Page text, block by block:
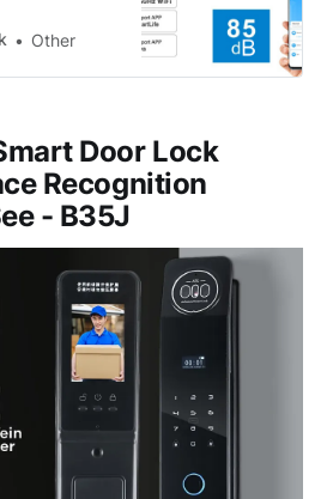
Smart
85dB - D89
Other
Door Lock
Recognition
- B35J